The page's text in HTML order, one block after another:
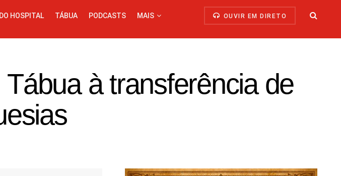
HOSPITAL TÁBUA PODCASTS MAIS OUVIR EM DIRETO
à transferência de